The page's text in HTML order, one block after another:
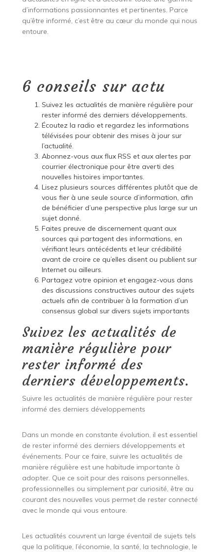
d’informations passionnantes et pertinentes. Parce
qu’être informé, c’est être au cœur du monde qui nous
entoure.
6 conseils sur actu
Suivez les actualités de manière régulière pour
rester informé des derniers développements.
Écoutez la radio et regardez les informations
télévisées pour obtenir des mises à jour sur
l’actualité.
Abonnez-vous aux flux RSS et aux alertes par
courrier électronique pour être averti des
nouvelles histoires importantes.
Lisez plusieurs sources différentes plutôt que de
vous fier à une seule source d’information, afin
de bénéficier d’une perspective plus large sur un
sujet donné.
Faites preuve de discernement quant aux
sources qui partagent des informations, en
vérifiant leurs antécédents et leur crédibilité
avant de croire ce qu’elles disent ou publient sur
Internet ou ailleurs.
Partagez votre opinion et engagez-vous dans
des discussions constructives autour des sujets
actuels afin de contribuer à la formation d’un
consensus global sur divers sujets importants
Suivez les actualités de
manière régulière pour
rester informé des
derniers développements.
Suivre les actualités de manière régulière pour rester
informé des derniers développements
Dans un monde en constante évolution, il est essentiel
de rester informé des derniers développements et
événements. Pour ce faire, suivre les actualités de
manière régulière est une habitude importante à
adopter. Que ce soit pour des raisons personnelles,
professionnelles ou simplement par curiosité, être au
courant des nouvelles vous permet de rester connecté
avec le monde qui vous entoure.
Les actualités couvrent un large éventail de sujets tels
que la politique, l’économie, la santé, la technologie, le